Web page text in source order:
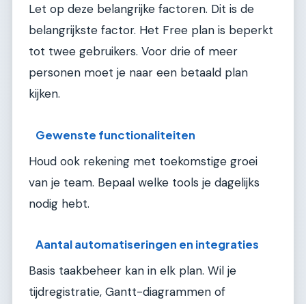
Let op deze belangrijke factoren. Dit is de
belangrijkste factor. Het Free plan is beperkt
tot twee gebruikers. Voor drie of meer
personen moet je naar een betaald plan
kijken.
Gewenste functionaliteiten
Houd ook rekening met toekomstige groei
van je team. Bepaal welke tools je dagelijks
nodig hebt.
Aantal automatiseringen en integraties
Basis taakbeheer kan in elk plan. Wil je
tijdregistratie, Gantt-diagrammen of